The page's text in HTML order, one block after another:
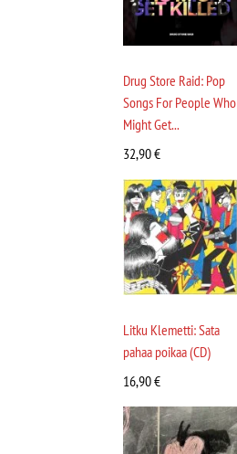
Drug Store Raid: Pop
Songs For People Who
Might Get...
32,90€
Litku Klemetti: Sata
pahaa poikaa (CD)
16,90€